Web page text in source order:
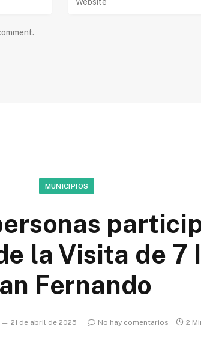
MUNICIPIOS
la Visita de 7
Fernando
21 de abril de 2025 No hay comentarios 2